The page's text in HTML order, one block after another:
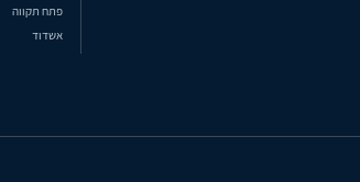
פתח תקווה
אשדוד